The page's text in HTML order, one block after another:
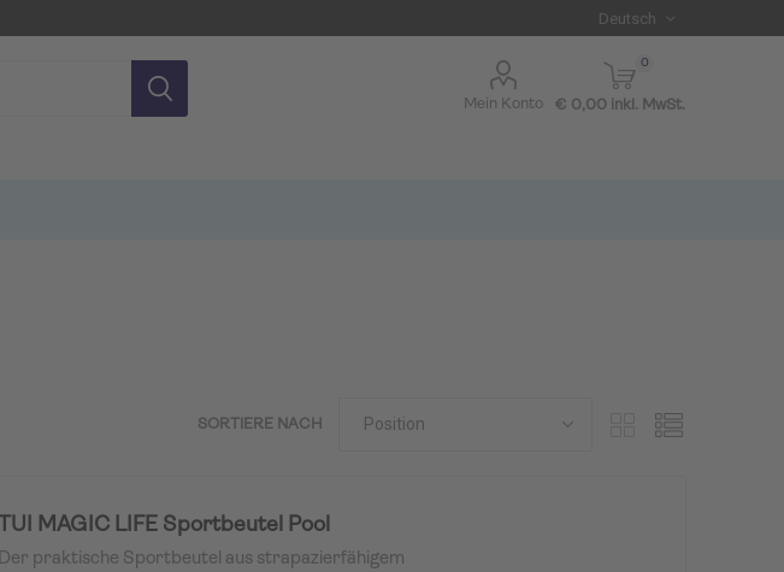
Mein Konto
0
€ 0,00 inkl. MwSt.
SORTIERE NACH
TUI MAGIC LIFE Sportbeutel Pool
Der praktische Sportbeutel aus strapazierfähigem